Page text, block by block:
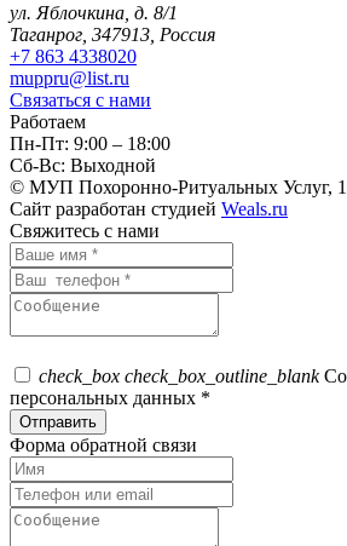
ул. Яблочкина, д. 8/1
Таганрог, 347913, Россия
+7 863 4338020
muppru@list.ru
Связаться с нами
Работаем
Пн-Пт: 9:00 – 18:00
Сб-Вс: Выходной
© МУП Похоронно-Ритуальных Услуг,
Сайт разработан студией Weals.ru
Свяжитесь с нами
check_box check_box_outline_blank
персональных данных *
Форма обратной связи